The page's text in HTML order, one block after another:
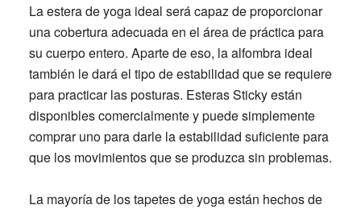
La estera de yoga ideal será capaz de proporcionar
una cobertura adecuada en el área de práctica para
su cuerpo entero. Aparte de eso, la alfombra ideal
también le dará el tipo de estabilidad que se requiere
para practicar las posturas. Esteras Sticky están
disponibles comercialmente y puede simplemente
comprar uno para darle la estabilidad suficiente para
que los movimientos que se produzca sin problemas.
La mayoría de los tapetes de yoga están hechos de